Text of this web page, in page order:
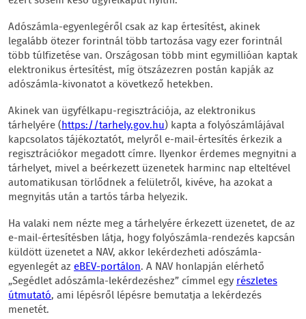
Adószámla-egyenlegéről csak az kap értesítést, akinek
legalább ötezer forintnál több tartozása vagy ezer forintnál
több túlfizetése van. Országosan több mint egymillióan kaptak
elektronikus értesítést, míg ötszázezren postán kapják az
adószámla-kivonatot a következő hetekben.
Akinek van ügyfélkapu-regisztrációja, az elektronikus
tárhelyére (https://tarhely.gov.hu) kapta a folyószámlájával
kapcsolatos tájékoztatót, melyről e-mail-értesítés érkezik a
regisztrációkor megadott címre. Ilyenkor érdemes megnyitni a
tárhelyet, mivel a beérkezett üzenetek harminc nap elteltével
automatikusan törlődnek a felületről, kivéve, ha azokat a
megnyitás után a tartós tárba helyezik.
Ha valaki nem nézte meg a tárhelyére érkezett üzenetet, de az
e-mail-értesítésben látja, hogy folyószámla-rendezés kapcsán
küldött üzenetet a NAV, akkor lekérdezheti adószámla-
egyenlegét az eBEV-portálon. A NAV honlapján elérhető
„Segédlet adószámla-lekérdezéshez” címmel egyrészletes
útmutató, ami lépésről lépésre bemutatja a lekérdezés
menetét.